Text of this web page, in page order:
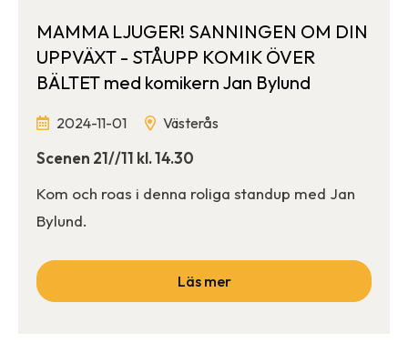
MAMMA LJUGER! SANNINGEN OM DIN
UPPVÄXT - STÅUPP KOMIK ÖVER
BÄLTET med komikern Jan Bylund
2024-11-01 Västerås
Scenen 21//11 kl. 14.30
Kom och roas i denna roliga standup med Jan
Bylund.
Läs mer